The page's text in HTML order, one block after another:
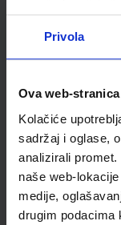
Privola
Ova web-
Kolačiće
sadržaj i oglase,
analizirali
naše web-
medije,
drugim podacima
Vrsta školske
Nastavni
Reg br min